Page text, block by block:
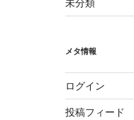
未分類
メタ情報
ログイン
投稿フィード